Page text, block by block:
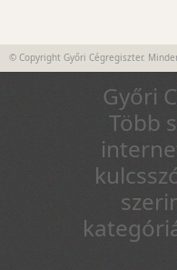
© Copyright Győri Cégregiszter.
Győri
Több